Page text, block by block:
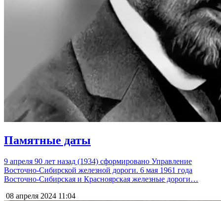
Памятные даты
9 апреля 90 лет назад (1934) сформировано Управление
Восточно-Сибирской железной дороги. 6 мая 1961 года
Восточно-Сибирская и Красноярская железные дороги…
08 апреля 2024 11:04